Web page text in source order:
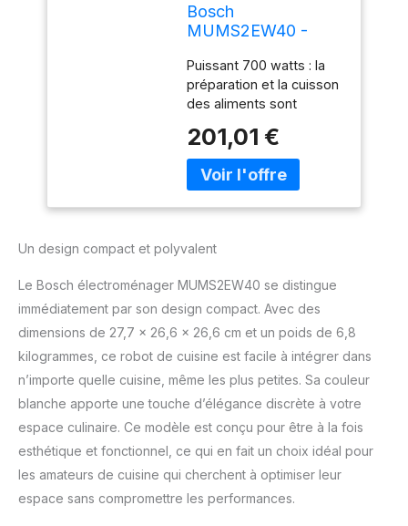
Bosch
MUMS2EW40 -
vitesses, Nettoyage
facile
Puissant 700 watts : la
préparation et la cuisson
des aliments sont
amusantes ! Il est facile
de préparer des repas
maison grâce à un
une pâte lourde pour le
burger avec le hachoir,
oran- ge de jus avec le
pressoir, de légumes
avec le trancheur, ou de
soupe, de nourriture pour
bébé, de milk-shakes,
de smoothies ou de
boire un cocktail avec de
la glace pilée grâce au
mixeur. Un grand bol en
acier inoxydable de 3,8 l :
Utilisez tout l'espace
201,01 €
Un design compact et polyvalent
Le Bosch électroménager MUMS2EW40 se distingue
immédiatement par son design compact. Avec des
dimensions de 27,7 x 26,6 x 26,6 cm et un poids de 6,8
kilogrammes, ce robot de cuisine est facile à intégrer dans
n’importe quelle cuisine, même les plus petites. Sa couleur
blanche apporte une touche d’élégance discrète à votre
espace culinaire. Ce modèle est conçu pour être à la fois
esthétique et fonctionnel, ce qui en fait un choix idéal pour
les amateurs de cuisine qui cherchent à optimiser leur
espace sans compromettre les performances.